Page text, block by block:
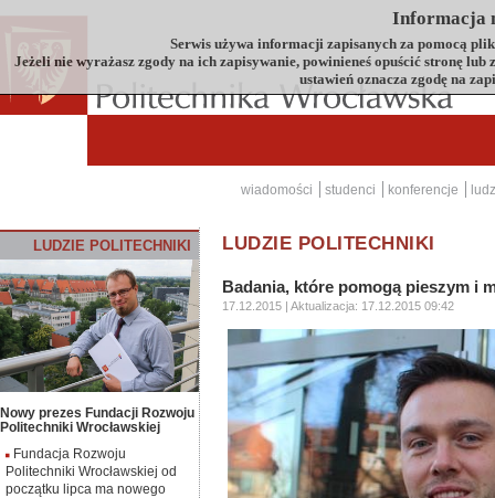
wiadomości studenci konferencje
LUDZIE POLITECHNIKI
Nowy prezes Fundacji Rozwoju
Politechniki Wrocławskiej
Fundacja Rozwoju
Politechniki Wrocławskiej od
początku lipca ma nowego
LUDZIE POLITECHNIKI
Badania, które pomogą pieszym i
17.12.2015 | Aktualizacja: 17.12.2015 09:42
Informacja
Serwis używa informacji zapisanych za pomocą
Jeżeli nie wyrażasz zgody na ich zapisywanie, powinieneś opuścić stronę
ustawień oznacza zgodę na